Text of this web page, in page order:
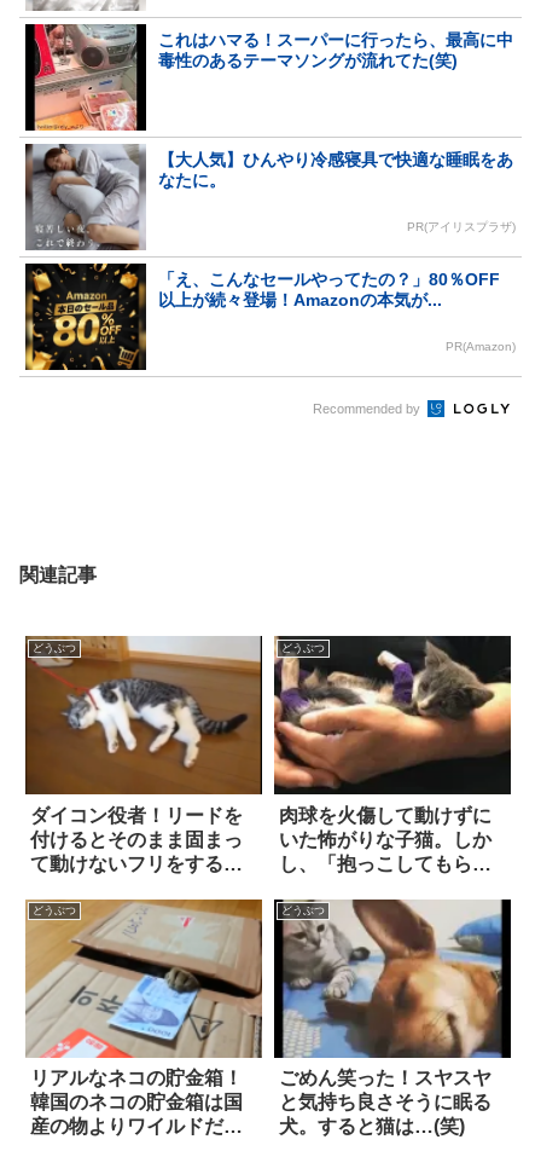
これはハマる！スーパーに行ったら、最高に中
毒性のあるテーマソングが流れてた(笑)
【大人気】ひんやり冷感寝具で快適な睡眠をあ
なたに。
PR(アイリスプラザ)
「え、こんなセールやってたの？」80％OFF
以上が続々登場！Amazonの本気が...
PR(Amazon)
Recommended by
関連記事
どうぶつ
ダイコン役者！リードを
付けるとそのまま固まっ
て動けないフリをするネ
どうぶつ
肉球を火傷して動けずに
いた怖がりな子猫。しか
し、「抱っこしてもらう
界が180度変わった！？
どうぶつ
リアルなネコの貯金箱！
韓国のネコの貯金箱は国
産の物よりワイルドだっ
どうぶつ
ごめん笑った！スヤスヤ
と気持ち良さそうに眠る
犬。すると猫は…(笑)